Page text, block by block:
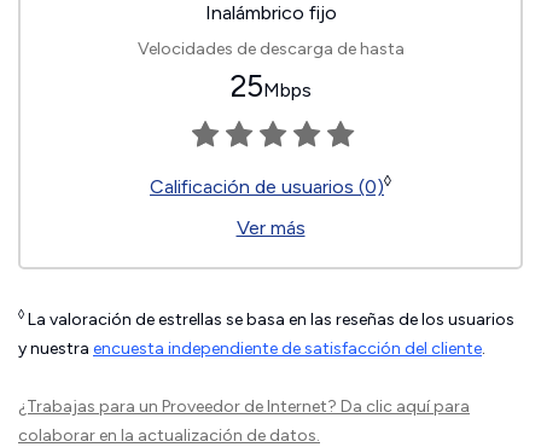
Inalámbrico fijo
Velocidades de descarga de hasta
25Mbps
Calificación de usuarios (0)◊
Ver más
◊ La valoración de estrellas se basa en las reseñas de los usuarios
y nuestra encuesta independiente de satisfacción del cliente.
¿Trabajas para un Proveedor de Internet? Da clic aquípara
colaborar en la actualización de datos.